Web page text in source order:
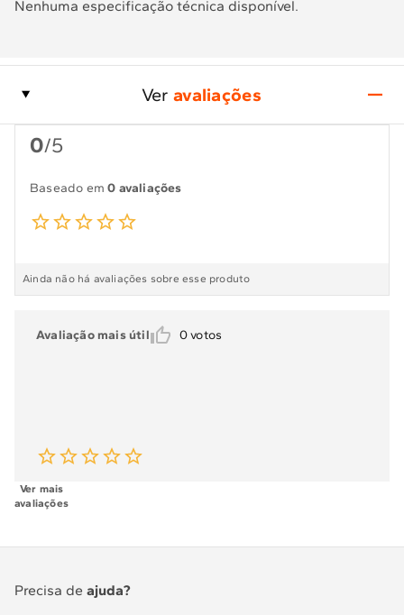
Nenhuma especificação técnica disponível.
Veravaliações
0/5
Baseado em0 avaliações
Ainda não há avaliações sobre esse produto
Avaliação mais útil 0votos
Ver mais
avaliações
Precisa de ajuda?